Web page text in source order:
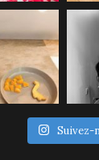
Suivez-